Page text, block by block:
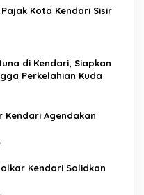
Kota Kendari Sisir
di Kendari, Siapkan
Perkelahian Kuda
Kendari Agendakan
Kendari Solidkan